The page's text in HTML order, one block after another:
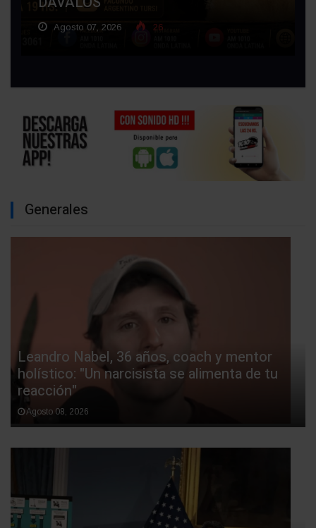
Agosto 07, 2026 26
Generales
Leandro Nabel, 36 años, coach y mentor
holístico: "Un narcisista se alimenta de tu
reacción"
Agosto 08, 2026